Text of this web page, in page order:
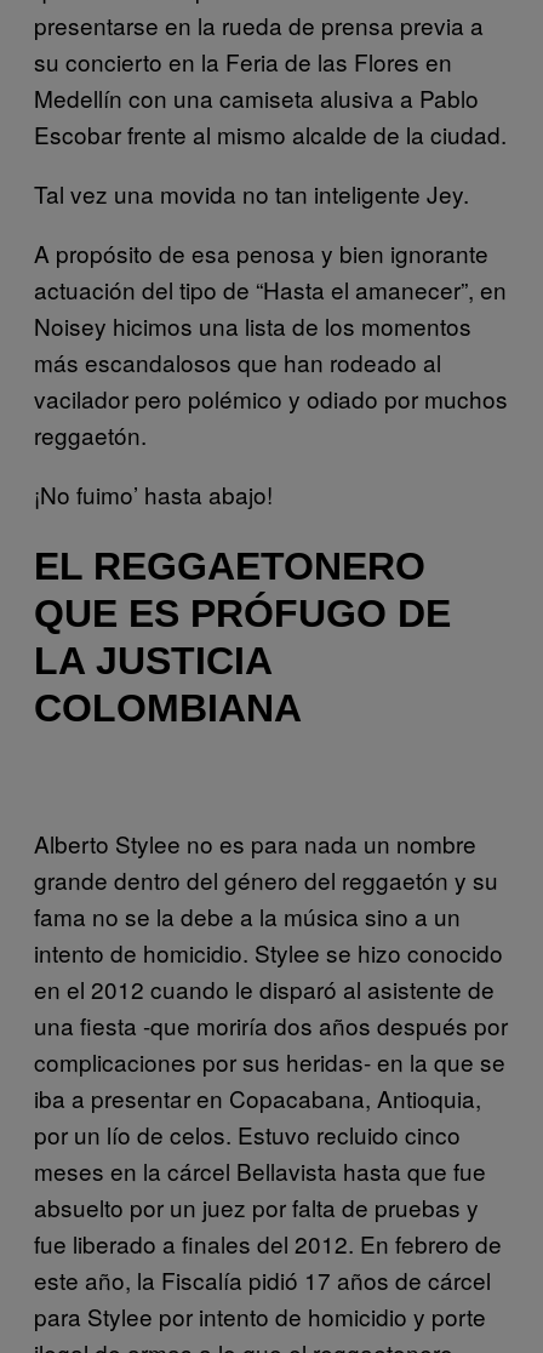
presentarse en la rueda de prensa previa a
su concierto en la Feria de las Flores en
Medellín con una camiseta alusiva a Pablo
Escobar frente al mismo alcalde de la ciudad.
Tal vez una movida no tan inteligente Jey.
A propósito de esa penosa y bien ignorante
actuación del tipo de “Hasta el amanecer”, en
Noisey hicimos una lista de los momentos
más escandalosos que han rodeado al
vacilador pero polémico y odiado por muchos
reggaetón.
¡No fuimo’ hasta abajo!
EL REGGAETONERO
QUE ES PRÓFUGO DE
LA JUSTICIA
COLOMBIANA
Alberto Stylee no es para nada un nombre
grande dentro del género del reggaetón y su
fama no se la debe a la música sino a un
intento de homicidio. Stylee se hizo conocido
en el 2012 cuando le disparó al asistente de
una fiesta -que moriría dos años después por
complicaciones por sus heridas- en la que se
iba a presentar en Copacabana, Antioquia,
por un lío de celos. Estuvo recluido cinco
meses en la cárcel Bellavista hasta que fue
absuelto por un juez por falta de pruebas y
fue liberado a finales del 2012. En febrero de
este año, la Fiscalía pidió 17 años de cárcel
para Stylee por intento de homicidio y porte